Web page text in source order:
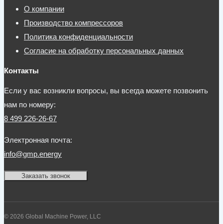
О компании
Производство компрессоров
Политика конфиденциальности
Согласие на обработку персональных данных
Контакты
Если у вас возникли вопросы, вы всегда можете позвонить
нам по номеру:
8 499 226-26-67
Электронная почта:
info@gmp.energy
Заказать звонок
© 2026 Global Machine Power, LLC